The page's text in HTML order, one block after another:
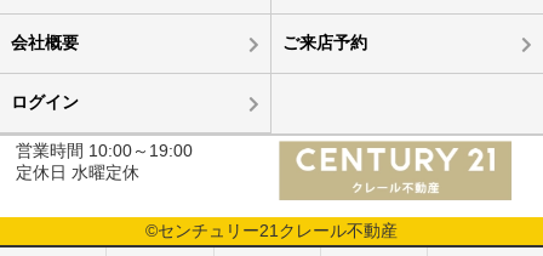
会社概要 ご来店予約
ログイン
営業時間 10:00～19:00
定休日 水曜定休
©センチュリー21クレール不動産